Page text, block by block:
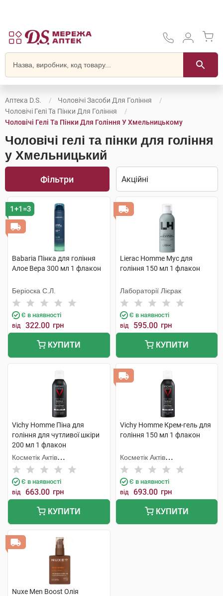
Аптека D.S.
Чоловічі Засоби Для Гоління
Чоловічі Гелі Та Пінки Для Гоління
Чоловічі Гелі Та Пінки Для Гоління У Хмельницькому
Чоловічі гелі та пінки для гоління
у Хмельницький
Фільтри
1+1=3
Babaria Пінка для гоління
Алое Вера 300 мл 1 флакон
Беріоска С.Л.
Є в наявності
від 322.00 грн
КУПИТИ
Lierac Homme Мус для
гоління 150 мл 1 флакон
Лабораторії Лієрак
Є в наявності
від 595.00 грн
КУПИТИ
Vichy Homme Піна для
гоління для чутливої шкіри
200 мл 1 флакон
Косметік Актів
Інтернаціональ
Є в наявності
від 663.00 грн
КУПИТИ
Vichy Homme Крем-гель для
гоління 150 мл 1 флакон
Косметік Актів
Інтернаціональ
Є в наявності
від 693.00 грн
КУПИТИ
Nuxe Men Boost Олія